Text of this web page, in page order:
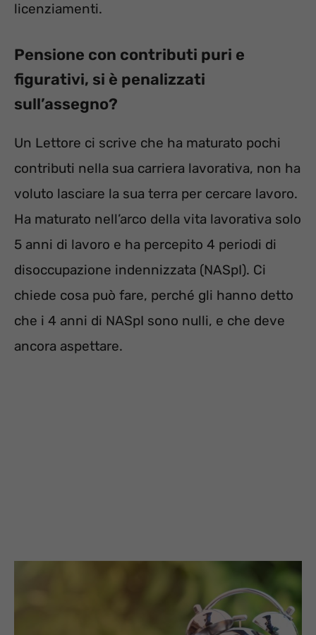
licenziamenti.
Pensione con contributi puri e
figurativi, si è penalizzati
sull’assegno?
Un Lettore ci scrive che ha maturato pochi
contributi nella sua carriera lavorativa, non ha
voluto lasciare la sua terra per cercare lavoro.
Ha maturato nell’arco della vita lavorativa solo
5 anni di lavoro e ha percepito 4 periodi di
disoccupazione indennizzata (NASpI). Ci
chiede cosa può fare, perché gli hanno detto
che i 4 anni di NASpI sono nulli, e che deve
ancora aspettare.